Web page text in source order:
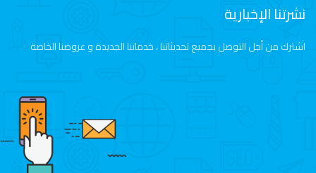
نشرتنا الإخبارية
اشترك من أجل التوصل بجميع تحديثاتنا ، خدماتنا الجديدة و عروضنا الخاصة